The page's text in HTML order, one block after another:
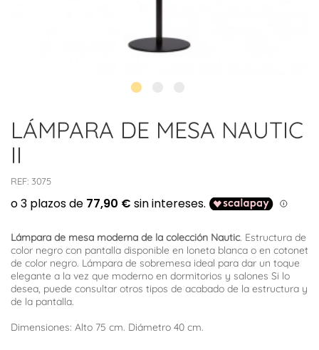
LÁMPARA DE MESA NAUTIC
II
REF: 3075
Lámpara de mesa moderna de la colección Nautic. Estructura de
color negro con pantalla disponible en loneta blanca o en cotonet
de color negro. Lámpara de sobremesa ideal para dar un toque
elegante a la vez que moderno en dormitorios y salones Si lo
desea, puede consultar otros tipos de acabado de la estructura y
de la pantalla.
Dimensiones: Alto 75 cm. Diámetro 40 cm.